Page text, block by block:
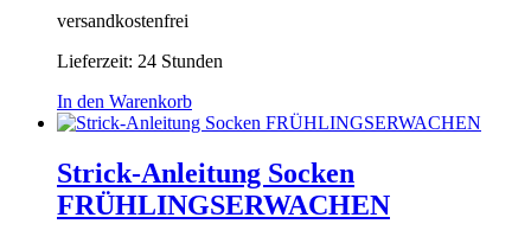
versandkostenfrei
Lieferzeit: 24 Stunden
In den Warenkorb
Strick-Anleitung Socken
FRÜHLINGSERWACHEN